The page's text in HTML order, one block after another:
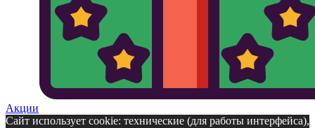
Акции
Сайт использует cookie: технические (для работы интерфейса),